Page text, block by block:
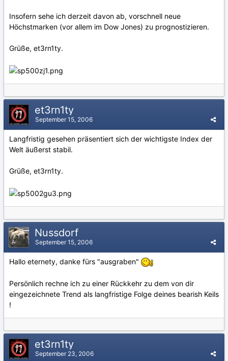
Insofern sehe ich derzeit davon ab, vorschnell neue
Höchstmarken (vor allem im Dow Jones) zu prognostizieren.
Grüße, et3rn1ty.
et3rn1ty
September 15, 2006
Langfristig gesehen präsentiert sich der wichtigste Index der
Welt äußerst stabil.
Grüße, et3rn1ty.
Nussdorf
September 15, 2006
Hallo eternety, danke fürs "ausgraben"
Persönlich rechne ich zu einer Rückkehr zu dem von dir
eingezeichnete Trend als langfristige Folge deines bearish Keils
!
et3rn1ty
September 23, 2006